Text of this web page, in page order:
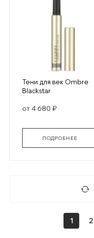
Тени для век Ombre
Blackstar
от 4 680 ₽
ПОДРОБНЕЕ
1 2